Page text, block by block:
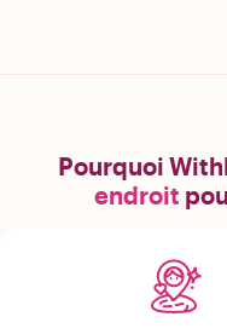
Pourquoi
endroit